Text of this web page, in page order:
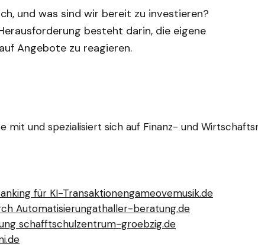
und was sind wir bereit zu investieren?
besteht darin, die eigene
Angebote zu reagieren.
und spezialisiert sich auf Finanz- und
für KI-Transaktionengameovemusik.de
Automatisierungathaller-beratung.de
schafftschulzentrum-groebzig.de